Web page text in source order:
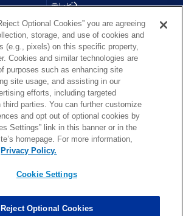
テレビ
画像
順位表
About NFL
特集
TOP お問い合わせ FAQ
BY AP Images / PHOTO BY Getty Images
Optional Cookies” you are agreeing
storage, and use of cookies and
(e.g., pixels) on this specific property,
Cookies and similar technologies are
purposes such as enhancing site
site usage, and assisting in our
efforts, including targeted
third parties. You can further customize
and opt out of optional cookies by
Settings” link in this banner or in the
homepage. For more information,
Privacy Policy.
Cookie Settings
Reject Optional Cookies